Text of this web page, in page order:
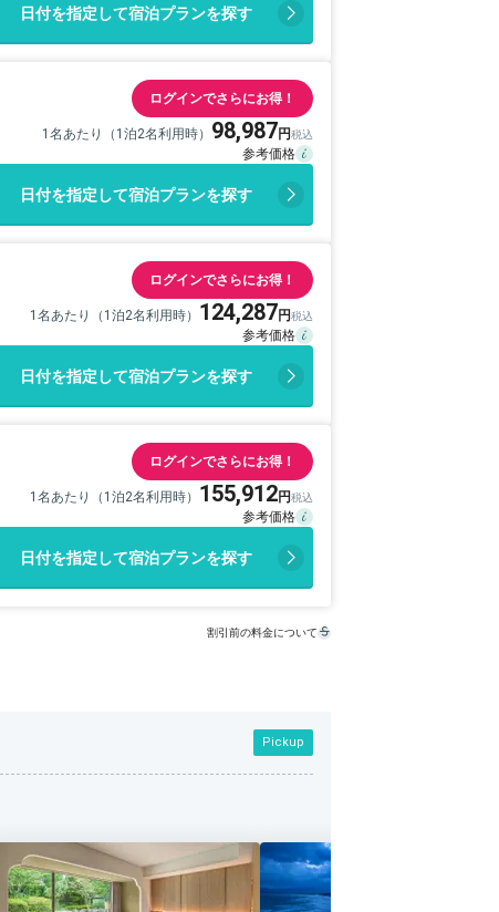
日付を指定して宿泊プランを探す
ログインでさらにお得！
1名あたり（1泊2名利用時） 98,987
日付を指定して宿泊プランを探す
ログインでさらにお得！
1名あたり（1泊2名利用時） 124,287
日付を指定して宿泊プランを探す
ログインでさらにお得！
1名あたり（1泊2名利用時） 155,912
日付を指定して宿泊プランを探す
割引前の料金について
Pickup